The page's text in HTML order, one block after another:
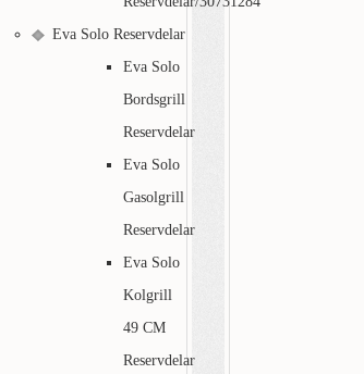
Eva Solo Reservdelar
Eva Solo
Bordsgrill
Reservdelar
Eva Solo
Gasolgrill
Reservdelar
Eva Solo
Kolgrill
49 CM
Reservdelar